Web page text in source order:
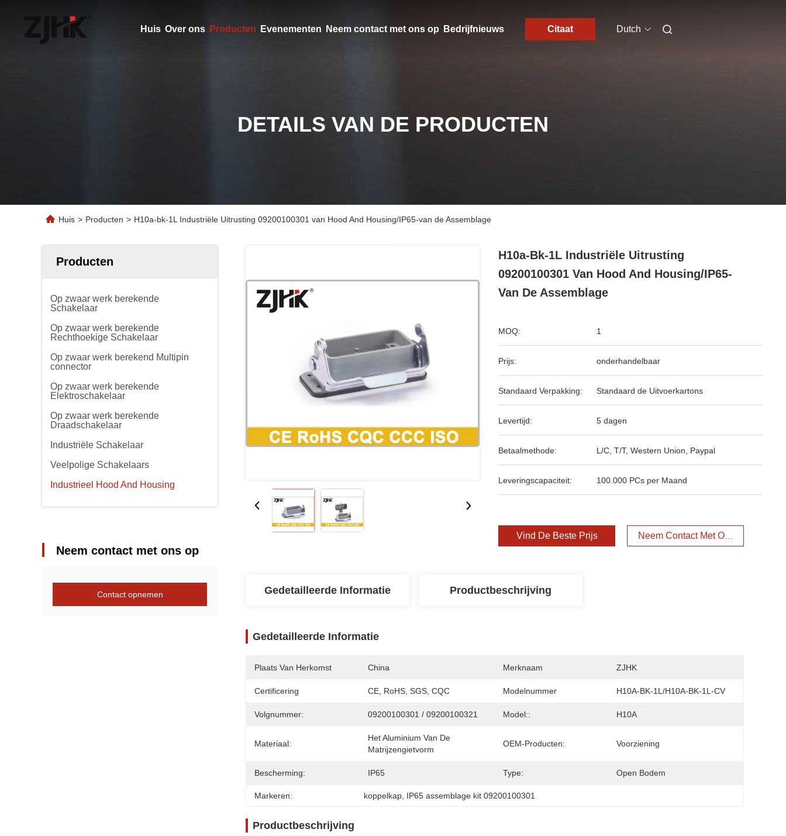
Huis Over ons Producten Evenementen Neem contact met ons op Bedrijfnieuws Citaat Dutch
DETAILS VAN DE PRODUCTEN
Huis > Producten > H10a-bk-1L Industriële Uitrusting 09200100301 van Hood And Housing/IP65-van de Assemblage
Producten
Op zwaar werk berekende
Schakelaar
Op zwaar werk berekende
Rechthoekige Schakelaar
Op zwaar werk berekend Multipin
connector
Op zwaar werk berekende
Elektroschakelaar
Op zwaar werk berekende
Draadschakelaar
Industriële Schakelaar
Veelpolige Schakelaars
Industrieel Hood And Housing
Neem contact met ons op
Contact opnemen
H10a-Bk-1L Industriële Uitrusting
09200100301 Van Hood And Housing/IP65-
Van De Assemblage
MOQ: 1
Prijs: onderhandelbaar
Standaard Verpakking: Standaard de Uitvoerkartons
Levertijd: 5 dagen
Betaalmethode: L/C, T/T, Western Union, Paypal
Leveringscapaciteit: 100.000 PCs per Maand
Vind De Beste Prijs Neem Contact Met Ons Op
Gedetailleerde Informatie Productbeschrijving
Gedetailleerde Informatie
Plaats Van Herkomst China Merknaam ZJHK
Certificering CE, RoHS, SGS, CQC Modelnummer H10A-BK-1L/H10A-BK-1L-CV
Volgnummer: 09200100301 / 09200100321 Model:: H10A
Materiaal:
Het Aluminium Van De
Matrijzengietvorm
OEM-Producten: Voorziening
Bescherming: IP65 Type: Open Bodem
Markeren: koppelkap IP65 assemblage kit 09200100301
Productbeschrijving